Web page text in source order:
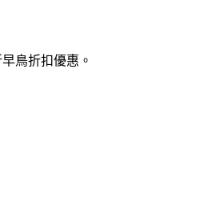
鳥折扣優惠。